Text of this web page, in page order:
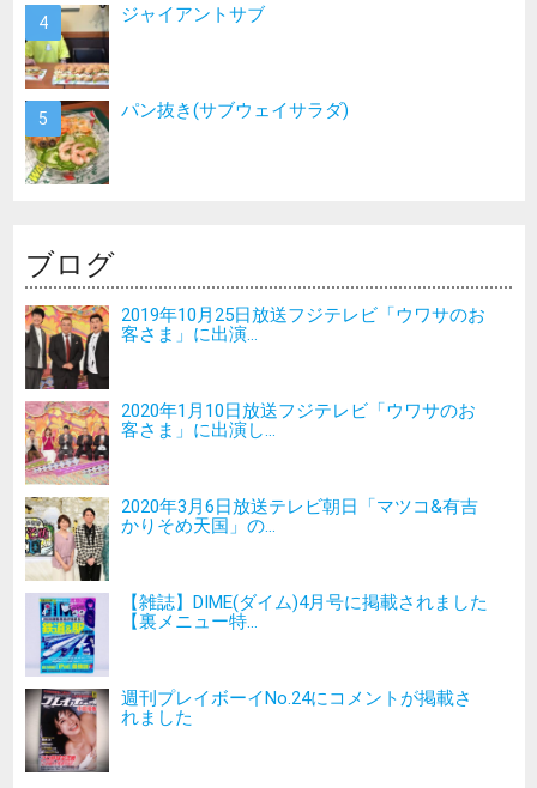
ジャイアントサブ
パン抜き(サブウェイサラダ)
ブログ
2019年10月25日放送フジテレビ「ウワサのお
客さま」に出演...
2020年1月10日放送フジテレビ「ウワサのお
客さま」に出演し...
2020年3月6日放送テレビ朝日「マツコ&有吉
かりそめ天国」の...
【雑誌】DIME(ダイム)4月号に掲載されました
【裏メニュー特...
週刊プレイボーイNo.24にコメントが掲載さ
れました